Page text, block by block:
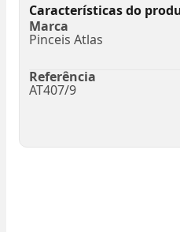
Características do
Marca
Pinceis Atlas
Referência
AT407/9